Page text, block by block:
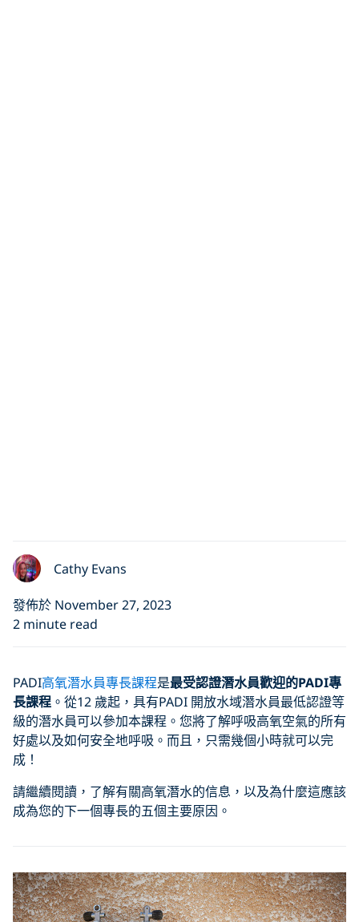
Cathy Evans
發佈於 November 27, 2023
2 minute read
PADI高氧潛水員專長課程是最受認證潛水員歡迎的PADI專
長課程 。從12 歲起，具有PADI 開放水域潛水員最低認證等
級的潛水員可以參加本課程。您將了解呼吸高氧空氣的所有
好處以及如何安全地呼吸。而且，只需幾個小時就可以完
成！
請繼續閱讀，了解有關高氧潛水的信息，以及為什麼這應該
成為您的下一個專長的五個主要原因。